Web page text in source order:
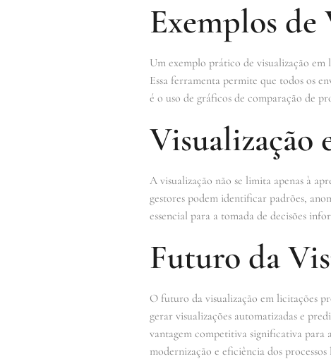
Exemplos de
Um exemplo prático de visualização
Essa ferramenta permite que todos os
é o uso de gráficos de comparação de
Visualização
A visualização não se limita apenas à
gestores podem identificar padrões,
essencial para a tomada de decisões
Futuro da
O futuro da visualização em licitações
gerar visualizações automatizadas e
vantagem competitiva significativa para
modernização e eficiência dos